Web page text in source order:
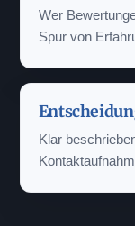
Wer
Spur von
Klar